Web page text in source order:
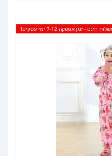
חינם - זמן אספקה 7-12 ימי עסקים!